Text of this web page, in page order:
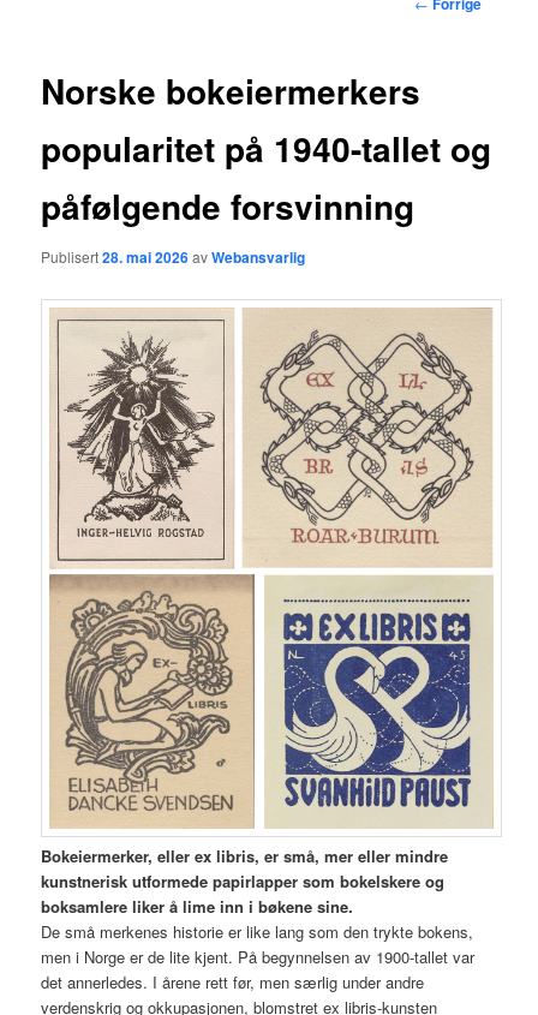
Norske bokeiermerkers
popularitet på 1940-tallet og
påfølgende forsvinning
Publisert28. mai 2026avWebansvarlig
Bokeiermerker, eller ex libris, er små, mer eller mindre
kunstnerisk utformede papirlapper som bokelskere og
boksamlere liker å lime inn i bøkene sine.
De små merkenes historie er like lang som den trykte bokens,
men i Norge er de lite kjent. På begynnelsen av 1900-tallet var
det annerledes. I årene rett før, men særlig under andre
verdenskrig og okkupasjonen, blomstret ex libris-kunsten